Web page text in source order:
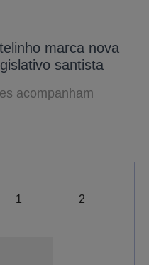
marca nova
santista
acompanham
1 2